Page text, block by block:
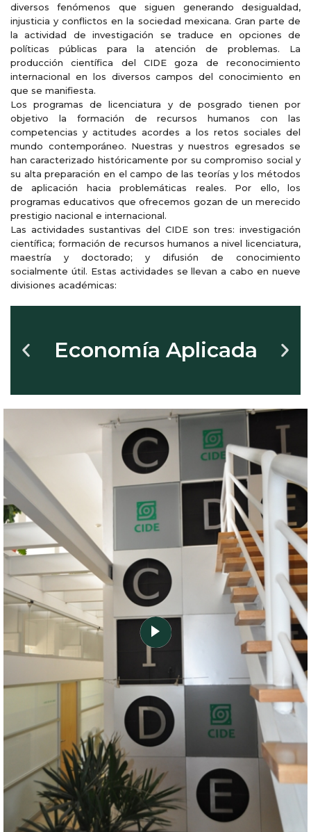
diversos fenómenos que siguen generando desigualdad,
injusticia y conflictos en la sociedad mexicana. Gran parte de
la actividad de investigación se traduce en opciones de
políticas públicas para la atención de problemas. La
producción científica del CIDE goza de reconocimiento
internacional en los diversos campos del conocimiento en
que se manifiesta.
Los programas de licenciatura y de posgrado tienen por
objetivo la formación de recursos humanos con las
competencias y actitudes acordes a los retos sociales del
mundo contemporáneo. Nuestras y nuestros egresados se
han caracterizado históricamente por su compromiso social y
su alta preparación en el campo de las teorías y los métodos
de aplicación hacia problemáticas reales. Por ello, los
programas educativos que ofrecemos gozan de un merecido
prestigio nacional e internacional.
Las actividades sustantivas del CIDE son tres: investigación
científica; formación de recursos humanos a nivel licenciatura,
maestría y doctorado; y difusión de conocimiento
socialmente útil. Estas actividades se llevan a cabo en nueve
divisiones académicas:
Estudios